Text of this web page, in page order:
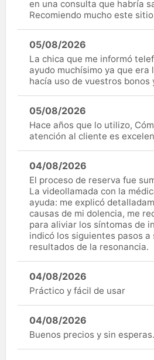
en una consulta que habría
Recomiendo mucho este
05/08/2026
La chica que me informó
ayudo muchísimo ya que era
hacía uso de vuestros bonos
05/08/2026
Hace años que lo utilizo,
atención al cliente es
04/08/2026
El proceso de reserva fue
La videollamada con la
ayuda: me explicó
causas de mi dolencia, me
para aliviar los síntomas de
indicó los siguientes pasos a
resultados de la resonancia.
04/08/2026
Práctico y fácil de usar
04/08/2026
Buenos precios y sin